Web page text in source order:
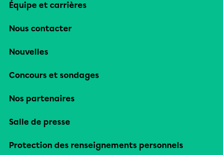
Équipe et carrières
Nous contacter
Nouvelles
Concours et sondages
Nos partenaires
Salle de presse
Protection des renseignements personnels